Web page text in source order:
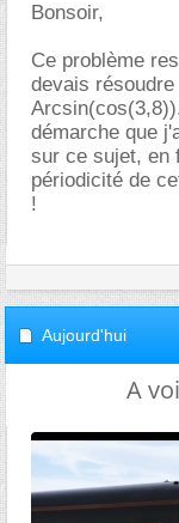
Bonsoir,
Ce problème
devais
démarche que
sur ce sujet, en
périodicité de
!
Aujourd'hui
A